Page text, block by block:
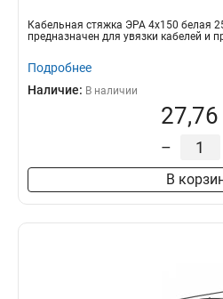
Кабельная стяжка ЭРА 4х150 белая
предназначен для увязки кабелей и
Подробнее
Наличие: В наличии
27,76
–
В